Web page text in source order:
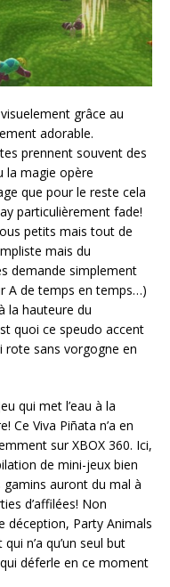
grâce au
adorable.
prennent souvent des
la magie opère
que pour le reste cela
particulièrement fade!
petits mais tout de
mais du
demande simplement
A de temps en temps…)
la hauteure du
quoi ce speudo accent
rote sans vorgogne en
qui met l’eau à la
Ce Viva Piñata n’a en
sur XBOX 360. Ici,
de mini-jeux bien
auront du mal à
d’affilées! Non
déception, Party Animals
n’a qu’un seul but
déferle en ce moment